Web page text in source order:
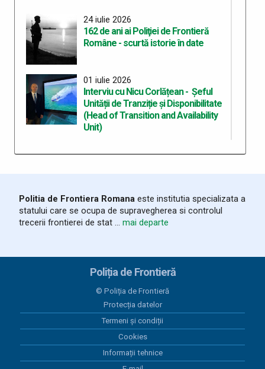
24 iulie 2026
162 de ani ai Poliţiei de Frontieră
Române - scurtă istorie în date
01 iulie 2026
Interviu cu Nicu Corlățean - Șeful
Unității de Tranziție și Disponibilitate
(Head of Transition and Availability
Unit)
30 iunie 2026
26 iunie 2026
Poliția de Frontieră Română,
26 iunie 2026
Polițiști de Frontieră premiați pentru
rezultate deosebite
25 iunie 2026
Cursuri pentru formatori ETIAS
organizate la Poliția de Frontieră
Politia de Frontiera Romana este institutia specializata a
statului care se ocupa de supravegherea si controlul
trecerii frontierei de stat ... mai departe
Poliția de Frontieră
© Poliția de Frontieră
Protecția datelor
Termeni și condiții
Cookies
Informații tehnice